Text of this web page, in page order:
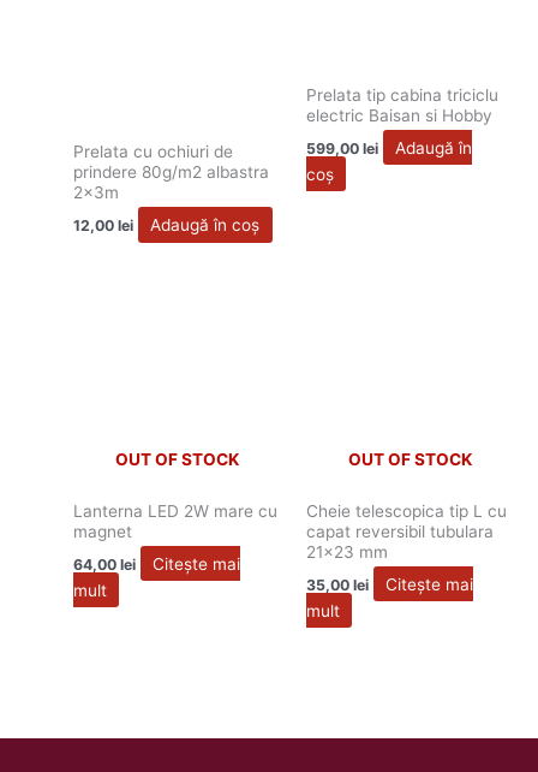
Prelata cu ochiuri de
prindere 80g/m2 albastra
2x3m
12,00lei Adaugă în coș
Prelata tip cabina triciclu
electric Baisan si Hobby
599,00 lei
Adaugă în
coș
OUT OF STOCK
Lanterna LED 2W mare cu
magnet
64,00lei
Citește mai
mult
OUT OF STOCK
Cheie telescopica tip L cu
capat reversibil tubulara
21×23 mm
35,00 lei
Citește mai
mult